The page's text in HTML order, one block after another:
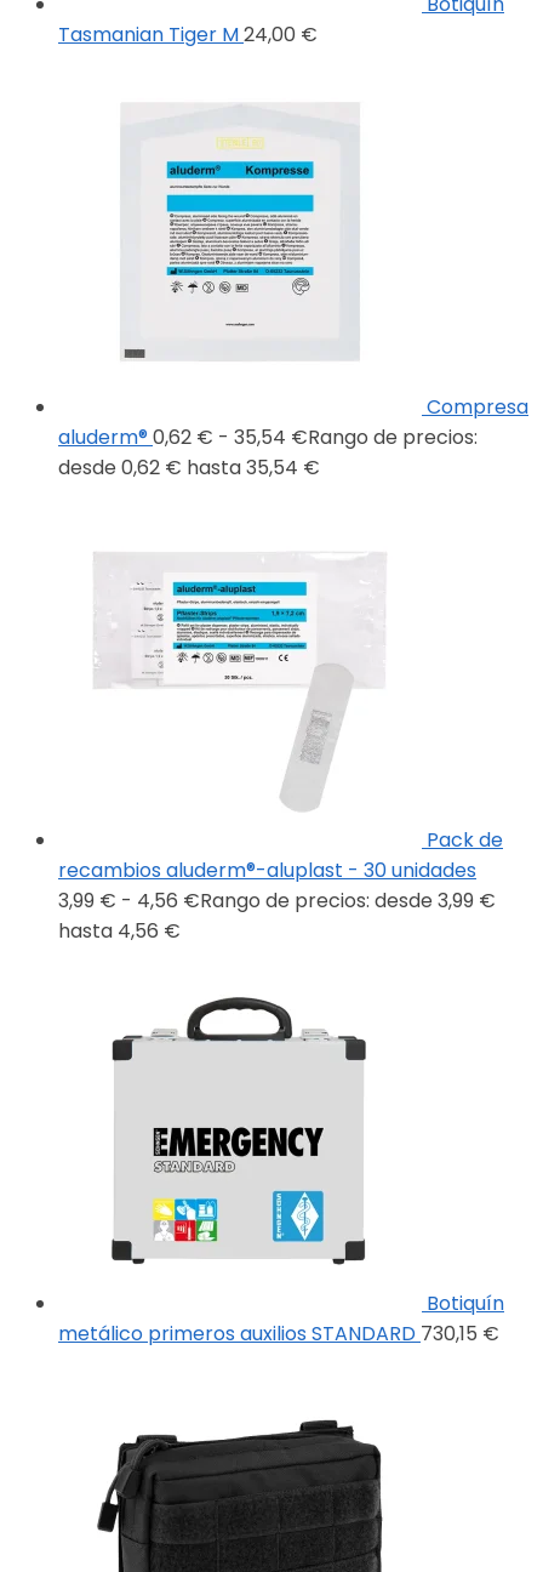
Tasmanian Tiger M24,00 €
Compresa
aluderm®0,62 € - 35,54 €Rango de precios:
desde 0,62 € hasta 35,54 €
Pack de
recambios aluderm®-aluplast - 30 unidades
3,99 € - 4,56 €Rango de precios: desde 3,99 €
hasta 4,56 €
Botiquín
metálico primeros auxilios STANDARD 730,15 €